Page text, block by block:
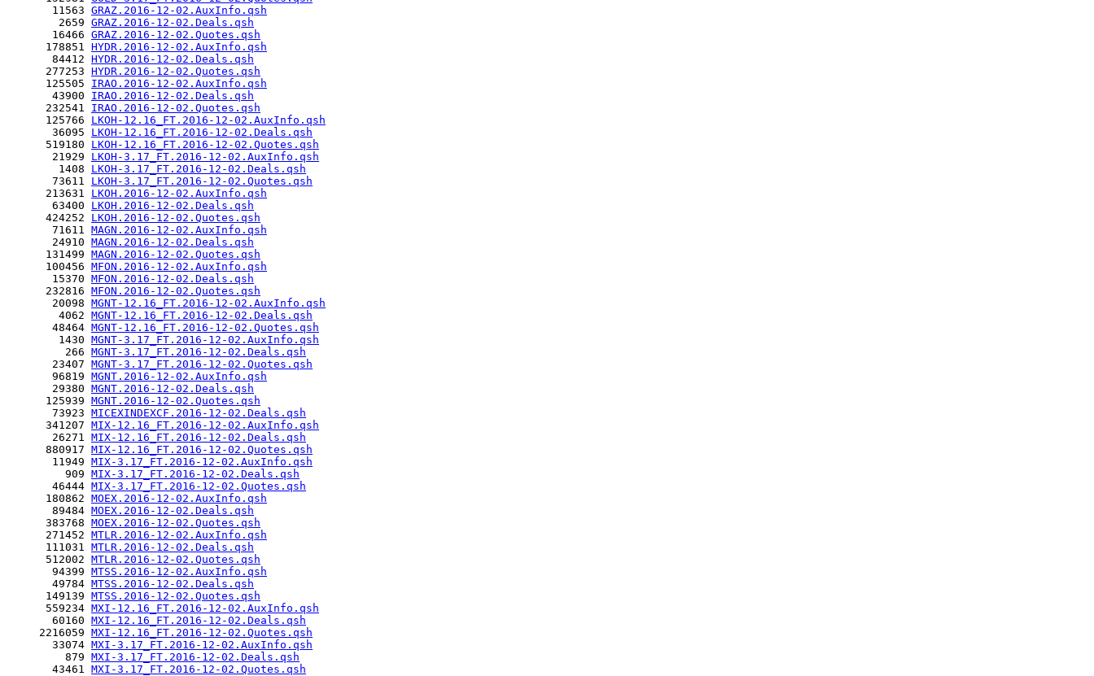
       11563
GRAZ.2016-12-02.AuxInfo.qsh
        2659
GRAZ.2016-12-02.Deals.qsh
       16466
GRAZ.2016-12-02.Quotes.qsh
      178851
HYDR.2016-12-02.AuxInfo.qsh
       84412
HYDR.2016-12-02.Deals.qsh
      277253
HYDR.2016-12-02.Quotes.qsh
      125505
IRAO.2016-12-02.AuxInfo.qsh
       43900
IRAO.2016-12-02.Deals.qsh
      232541
IRAO.2016-12-02.Quotes.qsh
      125766
LKOH-12.16_FT.2016-12-02.AuxInfo.qsh
       36095
LKOH-12.16_FT.2016-12-02.Deals.qsh
      519180
LKOH-12.16_FT.2016-12-02.Quotes.qsh
       21929
LKOH-3.17_FT.2016-12-02.AuxInfo.qsh
        1408
LKOH-3.17_FT.2016-12-02.Deals.qsh
       73611
LKOH-3.17_FT.2016-12-02.Quotes.qsh
      213631
LKOH.2016-12-02.AuxInfo.qsh
       63400
LKOH.2016-12-02.Deals.qsh
      424252
LKOH.2016-12-02.Quotes.qsh
       71611
MAGN.2016-12-02.AuxInfo.qsh
       24910
MAGN.2016-12-02.Deals.qsh
      131499
MAGN.2016-12-02.Quotes.qsh
      100456
MFON.2016-12-02.AuxInfo.qsh
       15370
MFON.2016-12-02.Deals.qsh
      232816
MFON.2016-12-02.Quotes.qsh
       20098
MGNT-12.16_FT.2016-12-02.AuxInfo.qsh
        4062
MGNT-12.16_FT.2016-12-02.Deals.qsh
       48464
MGNT-12.16_FT.2016-12-02.Quotes.qsh
        1430
MGNT-3.17_FT.2016-12-02.AuxInfo.qsh
         266
MGNT-3.17_FT.2016-12-02.Deals.qsh
       23407
MGNT-3.17_FT.2016-12-02.Quotes.qsh
       96819
MGNT.2016-12-02.AuxInfo.qsh
       29380
MGNT.2016-12-02.Deals.qsh
      125939
MGNT.2016-12-02.Quotes.qsh
       73923
MICEXINDEXCF.2016-12-02.Deals.qsh
      341207
MIX-12.16_FT.2016-12-02.AuxInfo.qsh
       26271
MIX-12.16_FT.2016-12-02.Deals.qsh
      880917
MIX-12.16_FT.2016-12-02.Quotes.qsh
       11949
MIX-3.17_FT.2016-12-02.AuxInfo.qsh
         909
MIX-3.17_FT.2016-12-02.Deals.qsh
       46444
MIX-3.17_FT.2016-12-02.Quotes.qsh
      180862
MOEX.2016-12-02.AuxInfo.qsh
       89484
MOEX.2016-12-02.Deals.qsh
      383768
MOEX.2016-12-02.Quotes.qsh
      271452
MTLR.2016-12-02.AuxInfo.qsh
      111031
MTLR.2016-12-02.Deals.qsh
      512002
MTLR.2016-12-02.Quotes.qsh
       94399
MTSS.2016-12-02.AuxInfo.qsh
       49784
MTSS.2016-12-02.Deals.qsh
      149139
MTSS.2016-12-02.Quotes.qsh
      559234
MXI-12.16_FT.2016-12-02.AuxInfo.qsh
       60160
MXI-12.16_FT.2016-12-02.Deals.qsh
     2216059
MXI-12.16_FT.2016-12-02.Quotes.qsh
       33074
MXI-3.17_FT.2016-12-02.AuxInfo.qsh
         879
MXI-3.17_FT.2016-12-02.Deals.qsh
       43461
MXI-3.17_FT.2016-12-02.Quotes.qsh